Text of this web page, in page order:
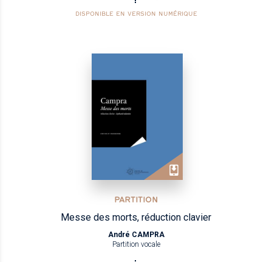
DISPONIBLE EN VERSION NUMÉRIQUE
PARTITION
Messe des morts, réduction clavier
André CAMPRA
Partition vocale